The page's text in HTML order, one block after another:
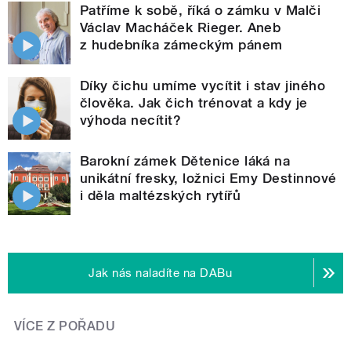
Patříme k sobě, říká o zámku v Malči
Václav Macháček Rieger. Aneb
z hudebníka zámeckým pánem
Díky čichu umíme vycítit i stav jiného
člověka. Jak čich trénovat a kdy je
výhoda necítit?
Barokní zámek Dětenice láká na
unikátní fresky, ložnici Emy Destinnové
i děla maltézských rytířů
Jak nás naladíte na DABu
VÍCE Z POŘADU